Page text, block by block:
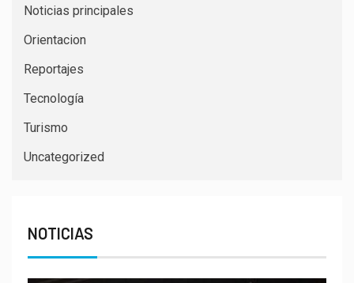
Noticias principales
Orientacion
Reportajes
Tecnología
Turismo
Uncategorized
NOTICIAS